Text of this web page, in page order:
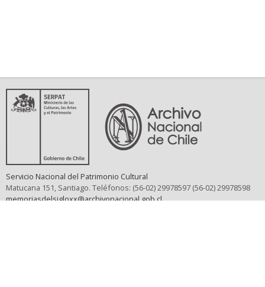
Servicio Nacional del Patrimonio Cultural
Matucana 151, Santiago. Teléfonos: (56-02) 29978597 (56-02) 29978598
memoriasdelsigloxx@archivonacional.gob.cl